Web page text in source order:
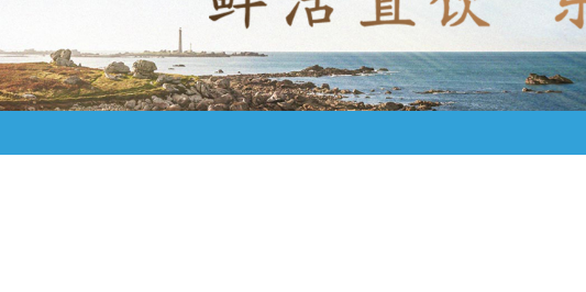
机场车站净水
美容会所净水
定期维修服务